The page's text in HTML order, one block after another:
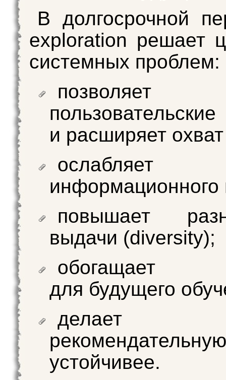
В долгосрочной
exploration решает
системных проблем:
позволяет
и расширяет охват
ослабляет
информационного
повышает
выдачи (diversity);
обогащает
для будущего
устойчивее.